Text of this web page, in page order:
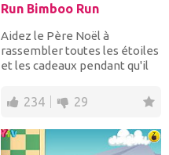
Run Bimboo Run
Aidez le Père Noël à
rassembler toutes les étoiles
et les cadeaux pendant qu'il
234 29